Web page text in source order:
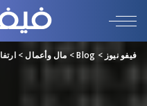
فيفو نيوز >
Blog
> مال وأعمال>